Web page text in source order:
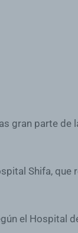
gran parte de
Shifa, que
el Hospital